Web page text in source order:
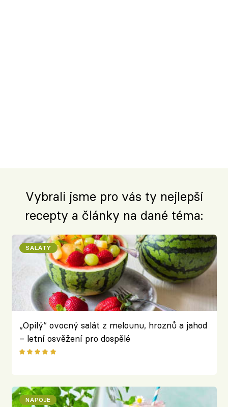
Vybrali jsme pro vás ty nejlepší
recepty a články na dané téma:
SALÁTY
„Opilý“ ovocný salát z melounu, hroznů a jahod
– letní osvěžení pro dospělé
NÁPOJE